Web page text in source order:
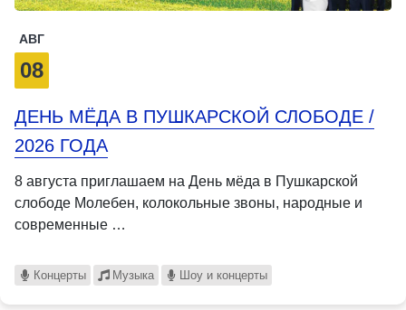
АВГ
08
ДЕНЬ МЁДА В ПУШКАРСКОЙ СЛОБОДЕ /
2026 ГОДА
8 августа приглашаем на День мёда в Пушкарской
слободе Молебен, колокольные звоны, народные и
современные …
Концерты Музыка Шоу и концерты